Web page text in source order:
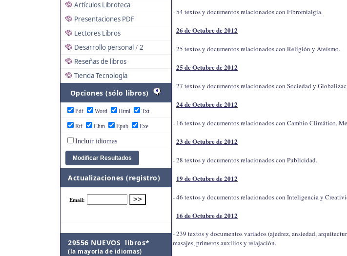
Artículos Libroteca
Presentaciones PDF
Lectores Libros
Desarrollo personal / 2
Reseñas de libros
Tienda Tecnología
Opciones (sólo libros)
Pdf Word Html Txt
Rtf Chm Epub Exe
Incluir idiomas
Actualizaciones (registro)
29556 NUEVOS libros*
(la mayoría de idiomas)
- 54 textos y documentos relacionados con Fibromialgia.
26 de Octubre de 2012
- 25 textos y documentos relacionados con Religión y Ateísmo.
25 de Octubre de 2012
- 27 textos y documentos relacionados con Sociedad y
24 de Octubre de 2012
- 16 textos y documentos relacionados con Cambio Climático,
23 de Octubre de 2012
- 28 textos y documentos relacionados con Publicidad.
19 de Octubre de 2012
- 46 textos y documentos relacionados con Inteligencia y
16 de Octubre de 2012
- 239 textos y documentos variados (ajedrez, ansiedad,
masajes, primeros auxilios y relajación.